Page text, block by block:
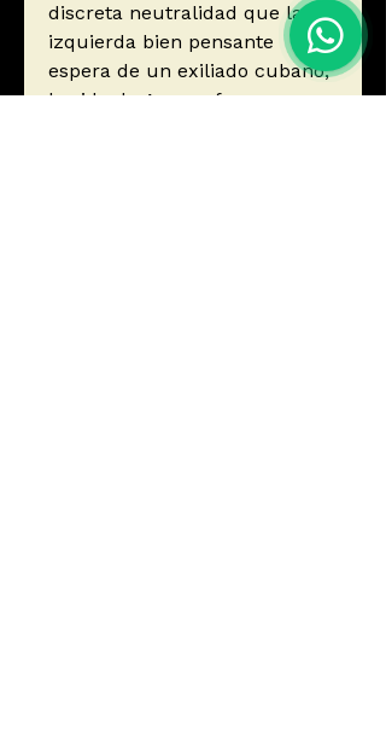
discreta neutralidad que la
izquierda bien pensante
espera de un exiliado cubano,
la vida de Arenas fue, muy a